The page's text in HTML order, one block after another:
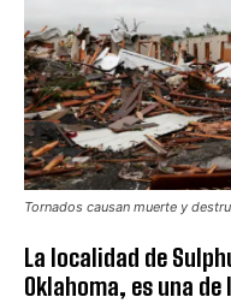
Tornados causan muerte y
La localidad de
Oklahoma, es una